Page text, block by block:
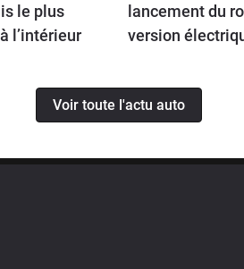
le plus
l’intérieur
lancement du
version
Voir toute l'actu auto